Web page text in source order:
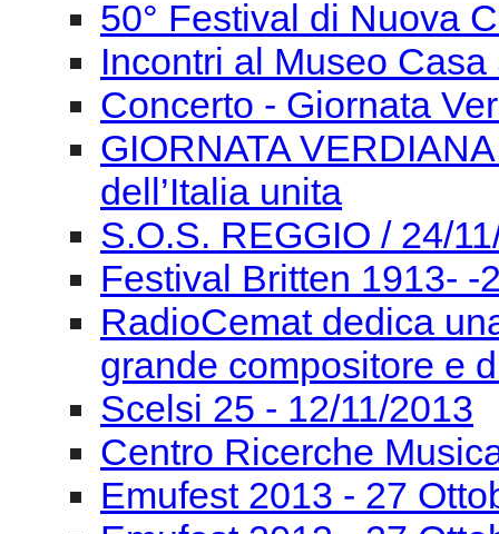
S.O.S. REGGIO / 24/
Festival Britten 1913-
RadioCemat dedica
grande compositore e
Scelsi 25 - 12/11/2013
Centro Ricerche
Emufest 2013 - 27
Emufest 2013 - 27
Emufest 2013 - 26
Emufest 2013 - 26
Emufest 2013 - 26
Emufest 2013 -25